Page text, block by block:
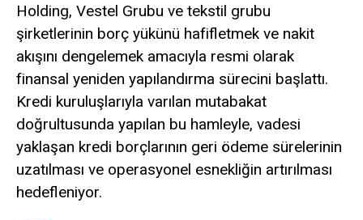
Holding, Vestel Grubu ve tekstil grubu
şirketlerinin borç yükünü hafifletmek ve nakit
akışını dengelemek amacıyla resmi olarak
finansal yeniden yapılandırma sürecini başlattı.
Kredi kuruluşlarıyla varılan mutabakat
doğrultusunda yapılan bu hamleyle, vadesi
yaklaşan kredi borçlarının geri ödeme sürelerinin
uzatılması ve operasyonel esnekliğin artırılması
hedefleniyor.